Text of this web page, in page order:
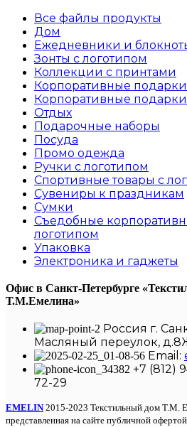
Все файлы продукты
Дом
Ежедневники и
Зонты с логотипом
Коллекции с принтами
Корпоративные подарки
Корпоративные
Отдых
Подарочные наборы
Посуда
Промо одежда
Ручки с логотипом
Спортивные товары с
Сувениры к праздникам
Сумки
Съедобные
логотипом
Упаковка
Электроника и гаджеты
Офис в Санкт-Петербурге
Т.М.Емелина»
Россия г.
Масляный переулок,
Email:
+7 (812)
72-29
EMELIN 2015-2023 Текстильный дом Т.М.
представленная на сайте публичной офертой